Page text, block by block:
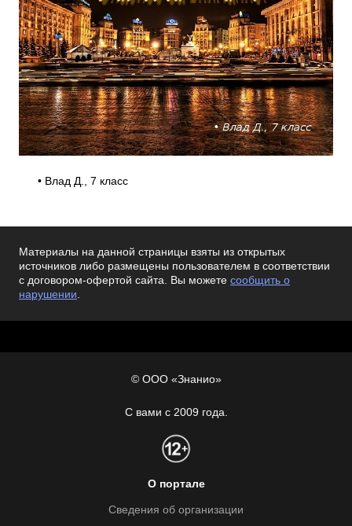
• Влад Д., 7 класс
Материалы на данной страницы взяты из открытых
источников либо размещены пользователем в соответствии
с договором-офертой сайта. Вы можете сообщить о
нарушении.
© ООО «Знанио»
С вами с 2009 года.
О портале
Сведения об организации